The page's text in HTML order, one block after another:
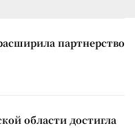
партнерство
области достигла